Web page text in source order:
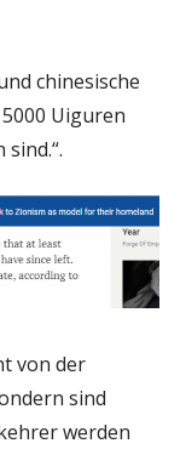
chinesische
Uiguren
von der
sind
werden